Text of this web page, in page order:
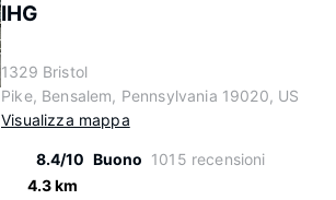
IHG
1329 Bristol
Pike, Bensalem, Pennsylvania 19020, US
Visualizza mappa
8.4/10 Buono 1015 recensioni
4.3 km